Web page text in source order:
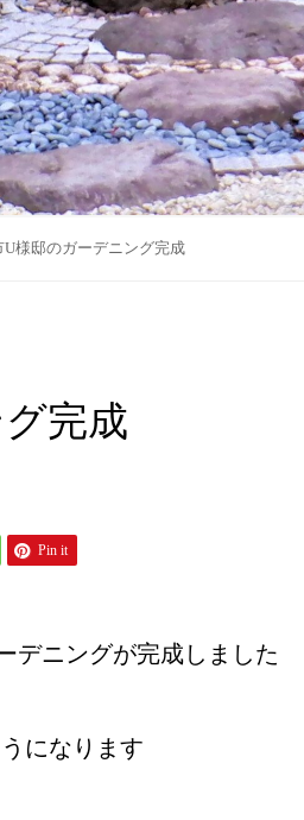
U様邸のガーデニング完成
完成
Pin it
デニングが完成しました
になります